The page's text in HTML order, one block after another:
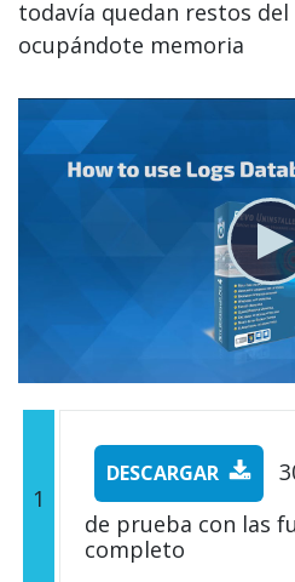
todavía quedan restos
ocupándote memoria
1
DESCARGAR
de prueba con las
completo